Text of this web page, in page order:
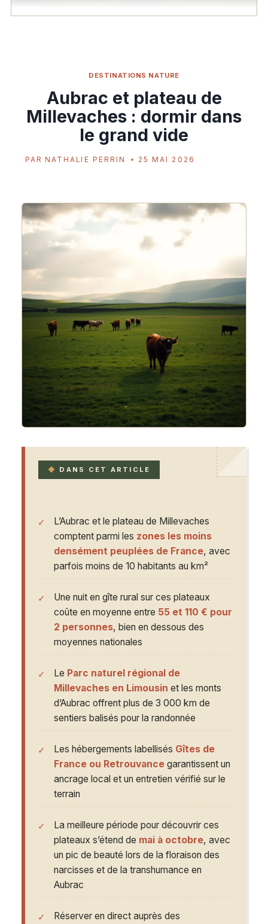
DESTINATIONS NATURE
Aubrac et plateau de
Millevaches : dormir dans
le grand vide
PAR NATHALIE PERRIN 25 MAI 2026
DANS CET ARTICLE
L’Aubrac et le plateau de Millevaches
comptent parmi les zones les moins
densément peuplées de France, avec
parfois moins de 10 habitants au km²
Une nuit en gîte rural sur ces plateaux
coûte en moyenne entre 55 et 110 € pour
2 personnes, bien en dessous des
moyennes nationales
Le Parc naturel régional de
Millevaches en Limousin et les monts
d’Aubrac offrent plus de 3 000 km de
sentiers balisés pour la randonnée
Les hébergements labellisés Gîtes de
France ou Retrouvance garantissent un
ancrage local et un entretien vérifié sur le
terrain
La meilleure période pour découvrir ces
plateaux s’étend de mai à octobre, avec
un pic de beauté lors de la floraison des
narcisses et de la transhumance en
Aubrac
Réserver en direct auprès des